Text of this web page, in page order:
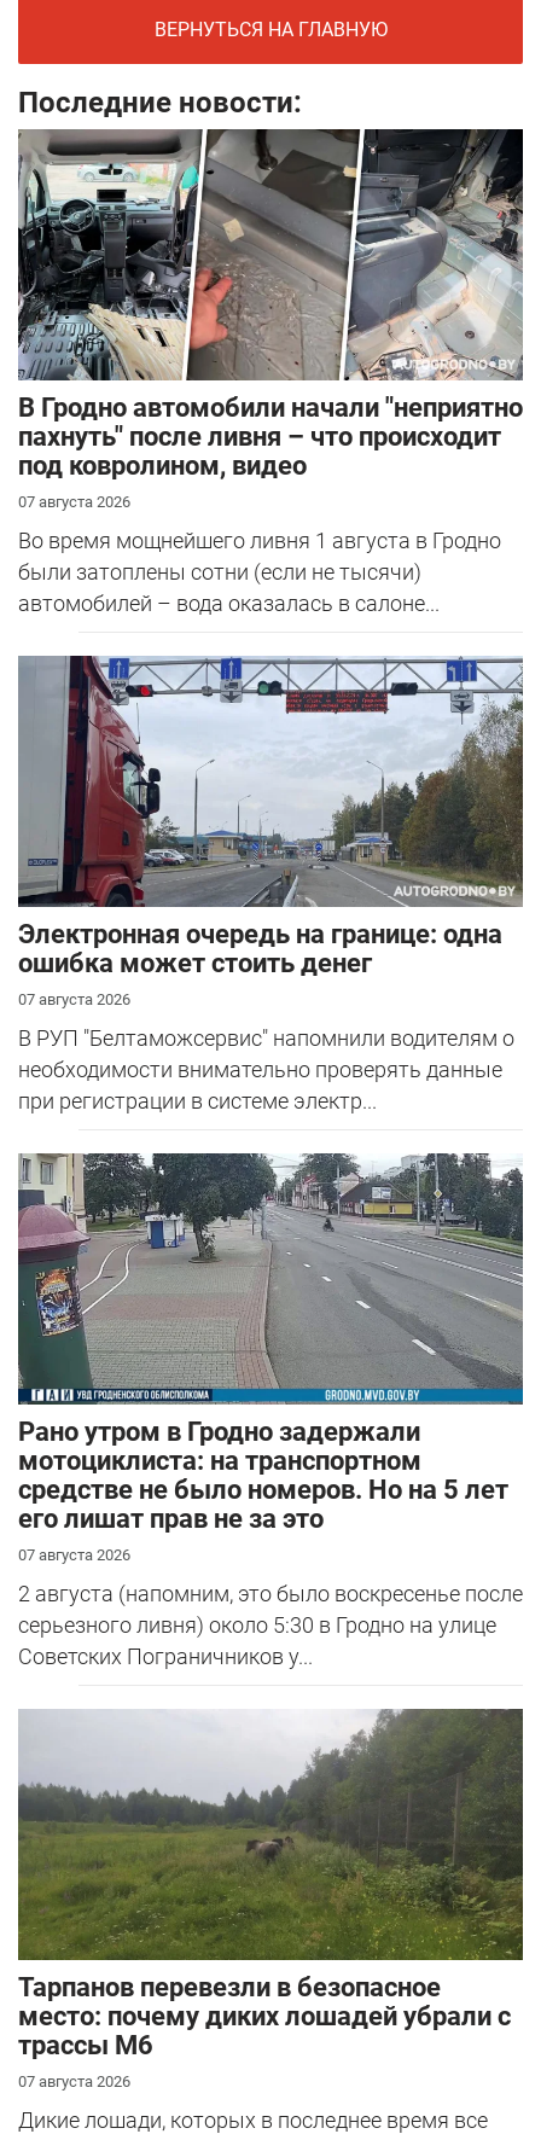
ВЕРНУТЬСЯ НА ГЛАВНУЮ
Последние новости:
В Гродно автомобили начали "неприятно
пахнуть" после ливня – что происходит
под ковролином, видео
07 августа 2026
Во время мощнейшего ливня 1 августа в Гродно
были затоплены сотни (если не тысячи)
автомобилей – вода оказалась в салоне...
Электронная очередь на границе: одна
ошибка может стоить денег
07 августа 2026
В РУП "Белтаможсервис" напомнили водителям о
необходимости внимательно проверять данные
при регистрации в системе электр...
Рано утром в Гродно задержали
мотоциклиста: на транспортном
средстве не было номеров. Но на 5 лет
его лишат прав не за это
07 августа 2026
2 августа (напомним, это было воскресенье после
серьезного ливня) около 5:30 в Гродно на улице
Советских Пограничников у...
Тарпанов перевезли в безопасное
место: почему диких лошадей убрали с
трассы М6
07 августа 2026
Дикие лошади, которых в последнее время все